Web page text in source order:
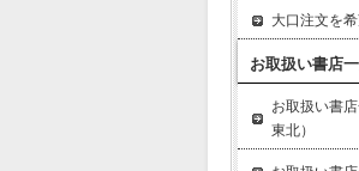
大口注文を
お取扱い書店
お取扱い書
東北）